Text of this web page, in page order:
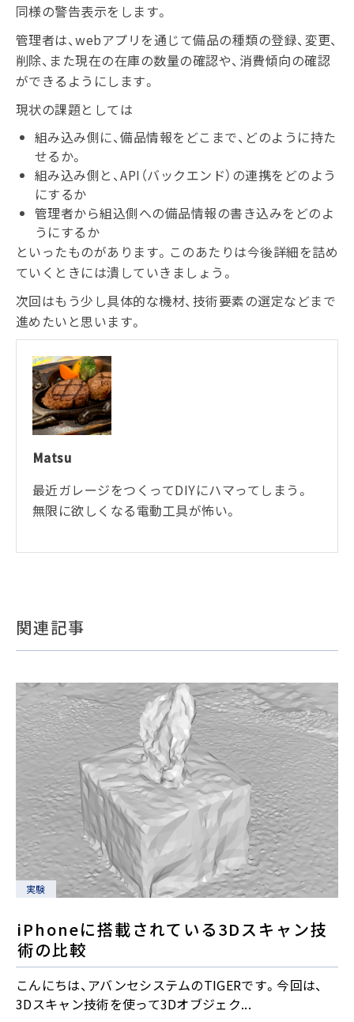
同様の警告表示をします。
管理者は、webアプリを通じて備品の種類の登録、変更、
削除、また現在の在庫の数量の確認や、消費傾向の確認
ができるようにします。
現状の課題としては
組み込み側に、備品情報をどこまで、どのように持た
せるか。
組み込み側と、API（バックエンド）の連携をどのよう
にするか
管理者から組込側への備品情報の書き込みをどのよ
うにするか
といったものがあります。このあたりは今後詳細を詰め
ていくときには潰していきましょう。
次回はもう少し具体的な機材、技術要素の選定などまで
進めたいと思います。
Matsu
最近ガレージをつくってDIYにハマってしまう。
無限に欲しくなる電動工具が怖い。
関連記事
実験
iPhoneに搭載されている3Dスキャン技
術の比較
こんにちは、アバンセシステムのTIGERです。今回は、
3Dスキャン技術を使って3Dオブジェク...